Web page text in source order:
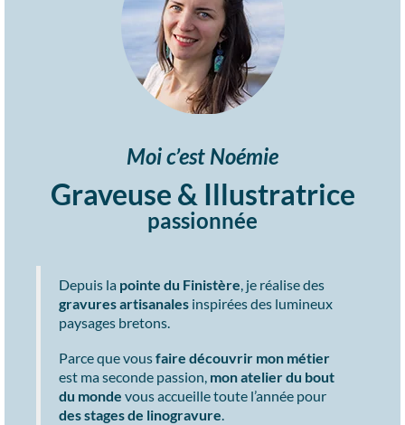
Moi c’est Noémie
Graveuse & Illustratrice
passionnée
Depuis la pointe du Finistère, je réalise des
gravures artisanales inspirées des lumineux
paysages bretons.
Parce que vousfaire découvrir mon métier
est ma seconde passion, mon atelier du bout
du monde vous accueille toute l’année pour
des stages de linogravure.